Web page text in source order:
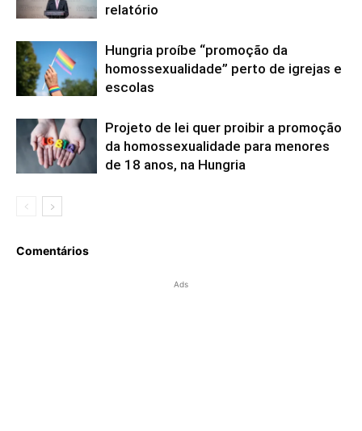
relatório
Hungria proíbe “promoção da
homossexualidade” perto de igrejas e
escolas
Projeto de lei quer proibir a promoção
da homossexualidade para menores
de 18 anos, na Hungria
Comentários
Ads